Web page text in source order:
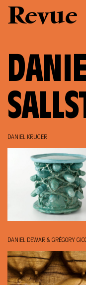
Revue
DANIEL KRUGER
DANIEL DEWAR & GRÉGORY